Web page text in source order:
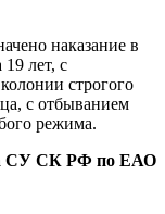
наказание в
лет, с
строгого
с отбыванием
режима.
СУ СК РФ по ЕАО